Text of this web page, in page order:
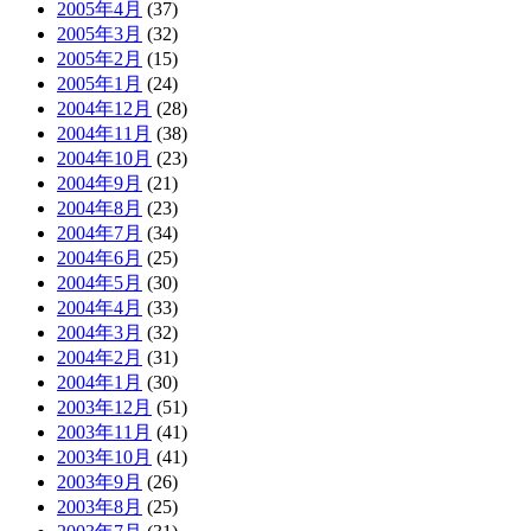
2005年4月 (37)
2005年3月 (32)
2005年2月 (15)
2005年1月 (24)
2004年12月 (28)
2004年11月 (38)
2004年10月 (23)
2004年9月 (21)
2004年8月 (23)
2004年7月 (34)
2004年6月 (25)
2004年5月 (30)
2004年4月 (33)
2004年3月 (32)
2004年2月 (31)
2004年1月 (30)
2003年12月 (51)
2003年11月 (41)
2003年10月 (41)
2003年9月 (26)
2003年8月 (25)